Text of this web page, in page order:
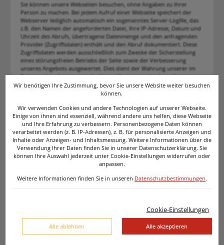
Sie können unsere Webseiten besuchen, ohne Angaben zu Ihrer
Person zu machen. Bei jedem Aufruf einer Webseite speichert der
Webserver lediglich automatisch ein sogenanntes Server-Logfile, das
z.B. den Namen der angeforderten Datei, Ihre IP-Adresse, Datum und
Uhrzeit des Abrufs, übertragene Datenmenge und den anfragenden
Provider (Zugriffsdaten) enthält und den Abruf dokumentiert. Diese
Zugriffsdaten werden ausschließlich zum Zwecke der Sicherstellung
eines störungsfreien Betriebs der Seite sowie der Verbesserung
unseres Angebots ausgewertet. Dies dient der Wahrung unserer im
Rahmen einer Interessensabwägung überwiegenden berechtigten
Interessen an einer korrekten Darstellung unseres Angebots gemäß
Alle Zugriffsdaten werden spätestens sieben Tage nach Ende Ihres
Seitenbesuchs gelöscht.
3. Kontaktaufnahme
(1) Wenn Sie mit uns per E-Mail Kontakt aufnehmen, werden die von
Ihnen an uns mit Ihrer E-Mail übermittelten personenbezogenen
(2) Zudem halten wir auf unserer Webseite ein Kontaktformular vor,
(3) Die Daten werden ausschließlich zur Beantwortung Ihrer Fragen
verwendet. Soweit dies nicht explizit in dieser Datenschutzerklärung
angegeben ist, erfolgt keine Weitergabe der Daten an Dritte.
Wir benötigen Ihre Zustimmung, bevor Sie unsere Website weiter besuchen
können.
Wir verwenden Cookies und andere Technologien auf unserer Webseite.
Einige von ihnen sind essenziell, während andere uns helfen, diese Webseite
und Ihre Erfahrung zu verbessern. Personenbezogene Daten können
verarbeitet werden (z. B. IP-Adressen), z. B. für personalisierte Anzeigen und
Inhalte oder Anzeigen- und Inhaltsmessung. Weitere Informationen über die
Verwendung Ihrer Daten finden Sie in unserer Datenschutzerklärung. Sie
können Ihre Auswahl jederzeit unter Cookie-Einstellungen widerrufen oder
anpassen.
Weitere Informationen finden Sie in unseren Datenschutzbestimmungen.
Cookie-Einstellungen
Alle ablehnen Alle akzeptieren